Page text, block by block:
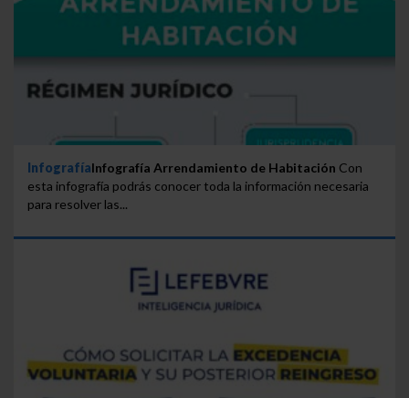
InfografíaInfografía Arrendamiento de Habitación Con
esta infografía podrás conocer toda la información necesaria
para resolver las...